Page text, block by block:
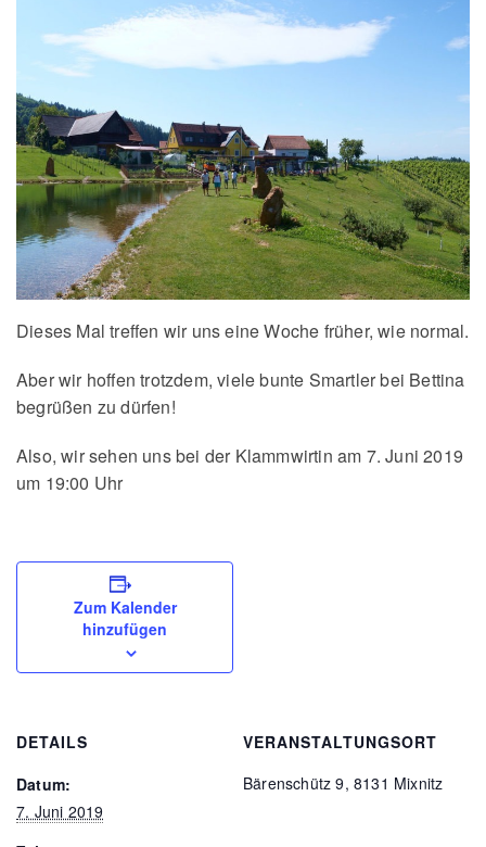
Dieses Mal treffen wir uns eine Woche früher, wie normal.
Aber wir hoffen trotzdem, viele bunte Smartler bei Bettina
begrüßen zu dürfen!
Also, wir sehen uns bei der Klammwirtin am 7. Juni 2019
um 19:00 Uhr
Zum Kalender
hinzufügen
DETAILS
Datum:
7. Juni 2019
VERANSTALTUNGSORT
Bärenschütz 9, 8131 Mixnitz